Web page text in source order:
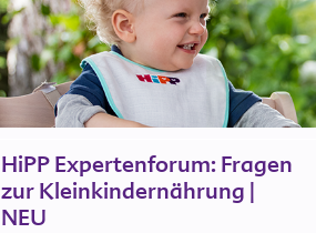
HiPP Expertenforum: Fragen
zur Kleinkindernährung |
NEU